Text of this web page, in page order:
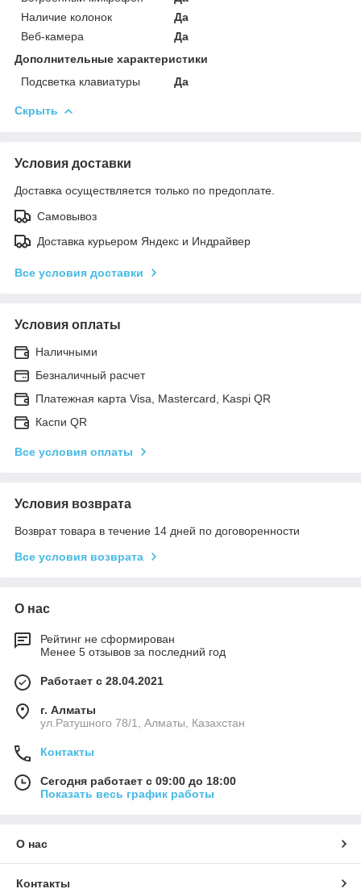
Наличие колонок
Да
Веб-камера
Да
Дополнительные характеристики
Подсветка клавиатуры
Да
Скрыть
Условия доставки
Доставка осуществляется только по предоплате.
Самовывоз
Доставка курьером Яндекс и Индрайвер
Все условия доставки
Условия оплаты
Наличными
Безналичный расчет
Платежная карта Visa, Mastercard, Kaspi QR
Каспи QR
Все условия оплаты
Условия возврата
Возврат товара в течение 14 дней по договоренности
Все условия возврата
О нас
Рейтинг не сформирован
Менее 5 отзывов за последний год
Работает с 28.04.2021
г. Алматы
ул.Ратушного 78/1, Алматы, Казахстан
Контакты
Сегодня работает с 09:00 до 18:00
Показать весь график работы
О нас
Контакты